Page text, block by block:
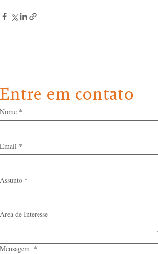
Entre em contato
Nome *
Email *
Assunto *
Área de Interesse
Mensagem *